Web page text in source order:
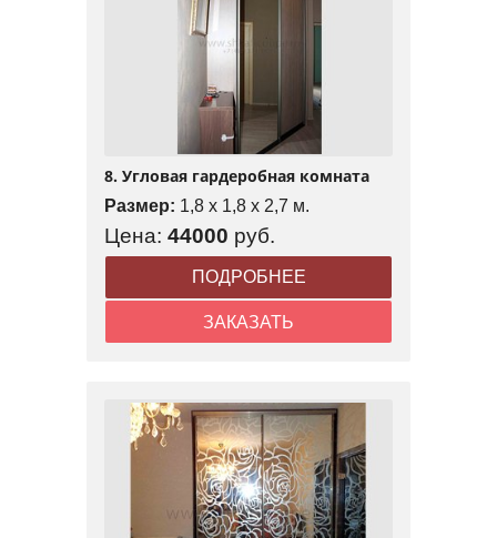
8. Угловая гардеробная комната
Размер: 1,8 x 1,8 x 2,7 м.
Цена: 44000 руб.
ПОДРОБНЕЕ
ЗАКАЗАТЬ